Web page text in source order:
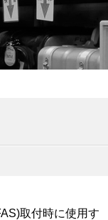
取付時に使用す